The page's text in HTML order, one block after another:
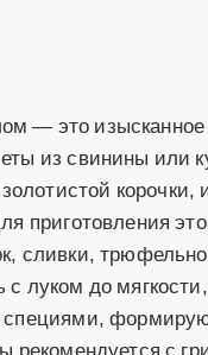
— это изысканное
из свинины или
приготовления
луком до
рекомендуется с